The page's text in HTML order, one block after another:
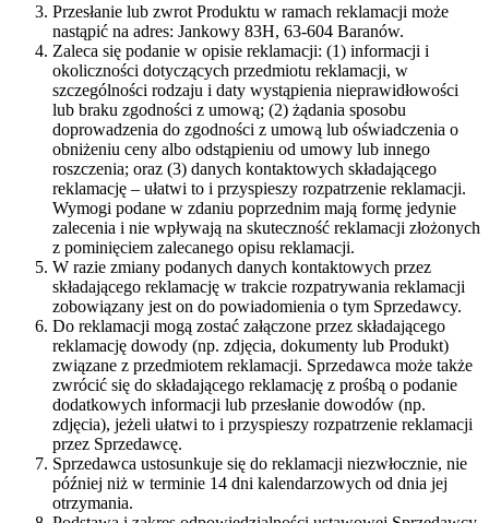
Przesłanie lub zwrot Produktu w ramach reklamacji może
nastąpić na adres: Jankowy 83H, 63-604 Baranów.
Zaleca się podanie w opisie reklamacji: (1) informacji i
okoliczności dotyczących przedmiotu reklamacji, w
szczególności rodzaju i daty wystąpienia nieprawidłowości
lub braku zgodności z umową; (2) żądania sposobu
doprowadzenia do zgodności z umową lub oświadczenia o
obniżeniu ceny albo odstąpieniu od umowy lub innego
roszczenia; oraz (3) danych kontaktowych składającego
reklamację – ułatwi to i przyspieszy rozpatrzenie reklamacji.
Wymogi podane w zdaniu poprzednim mają formę jedynie
zalecenia i nie wpływają na skuteczność reklamacji złożonych
z pominięciem zalecanego opisu reklamacji.
W razie zmiany podanych danych kontaktowych przez
składającego reklamację w trakcie rozpatrywania reklamacji
zobowiązany jest on do powiadomienia o tym Sprzedawcy.
Do reklamacji mogą zostać załączone przez składającego
reklamację dowody (np. zdjęcia, dokumenty lub Produkt)
związane z przedmiotem reklamacji. Sprzedawca może także
zwrócić się do składającego reklamację z prośbą o podanie
dodatkowych informacji lub przesłanie dowodów (np.
zdjęcia), jeżeli ułatwi to i przyspieszy rozpatrzenie reklamacji
przez Sprzedawcę.
Sprzedawca ustosunkuje się do reklamacji niezwłocznie, nie
później niż w terminie 14 dni kalendarzowych od dnia jej
otrzymania.